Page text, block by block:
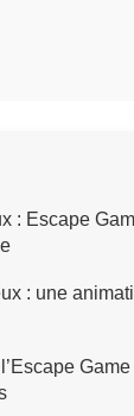
: Escape
: une